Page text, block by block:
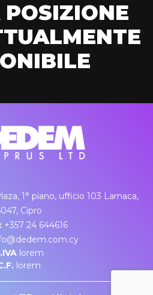
POSIZIONE
1° piano, ufficio 103 Larnaca,
Cipro
+357 24 644616
lorem
lorem